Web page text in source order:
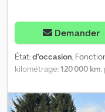
Demander
État:d'occasion,
kilométrage:120 000 km,
6 740 kg, poids total:14
couleur:blanc, cabine